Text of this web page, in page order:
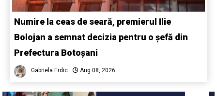
Numire la ceas de seară, premierul Ilie
Bolojan a semnat decizia pentru o șefă din
Prefectura Botoșani
Gabriela Erdic Aug 08, 2026